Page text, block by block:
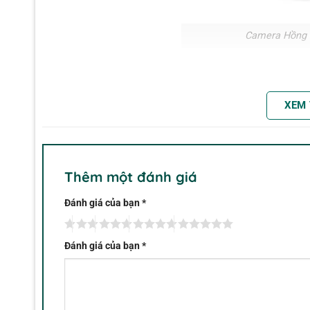
Camera Hồng
cầm tay chuyên nghiệp. Sản phẩm được FLIR phát
độ chính xác
Sở hữu độ phân giải hồng ngoại 160×120 pixels cùng
phân tích chuyên sâu.
Vì sao nên chọn Camera Hồng Ngoại
Độ tin cậy cao : Sản phẩm từ FLIR – thương hiệu
Hình ảnh nhiệt sắc nét: Độ phân giải 160×120 kết
XEM
Thêm một đánh giá
Đánh giá của bạn*
Đánh giá của bạn*